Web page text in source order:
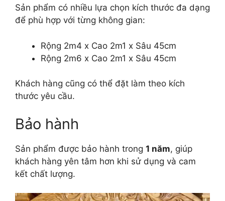
Sản phẩm có nhiều lựa chọn kích thước đa dạng
để phù hợp với từng không gian:
Rộng 2m4 x Cao 2m1 x Sâu 45cm
Rộng 2m6 x Cao 2m1 x Sâu 45cm
Khách hàng cũng có thể đặt làm theo kích
thước yêu cầu.
Bảo hành
Sản phẩm được bảo hành trong 1 năm, giúp
khách hàng yên tâm hơn khi sử dụng và cam
kết chất lượng.